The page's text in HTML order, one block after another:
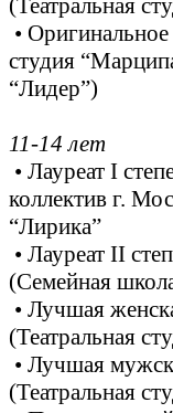
•
студия
“Лидер”)
11-14 лет
• Лауреат I
коллектив г.
“Лирика”
• Лауреат II
(Семейная
• Лучшая
(Театральная
• Лучшая
(Театральная